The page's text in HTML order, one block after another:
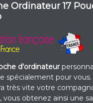
Ordinateur 17
d'ordinateur
spécialement pour
très vite votre
vous obtenez ainsi une